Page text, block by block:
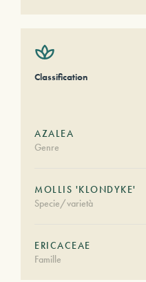
Classification
AZALEA
Genre
MOLLIS 'KLONDYKE'
Specie/varietà
ERICACEAE
Famille